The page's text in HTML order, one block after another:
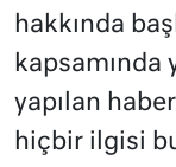
hakkında
kapsamında
yapılan
hiçbir ilgisi